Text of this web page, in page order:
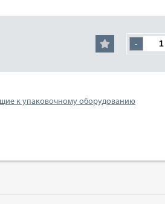
-
к упаковочному оборудованию